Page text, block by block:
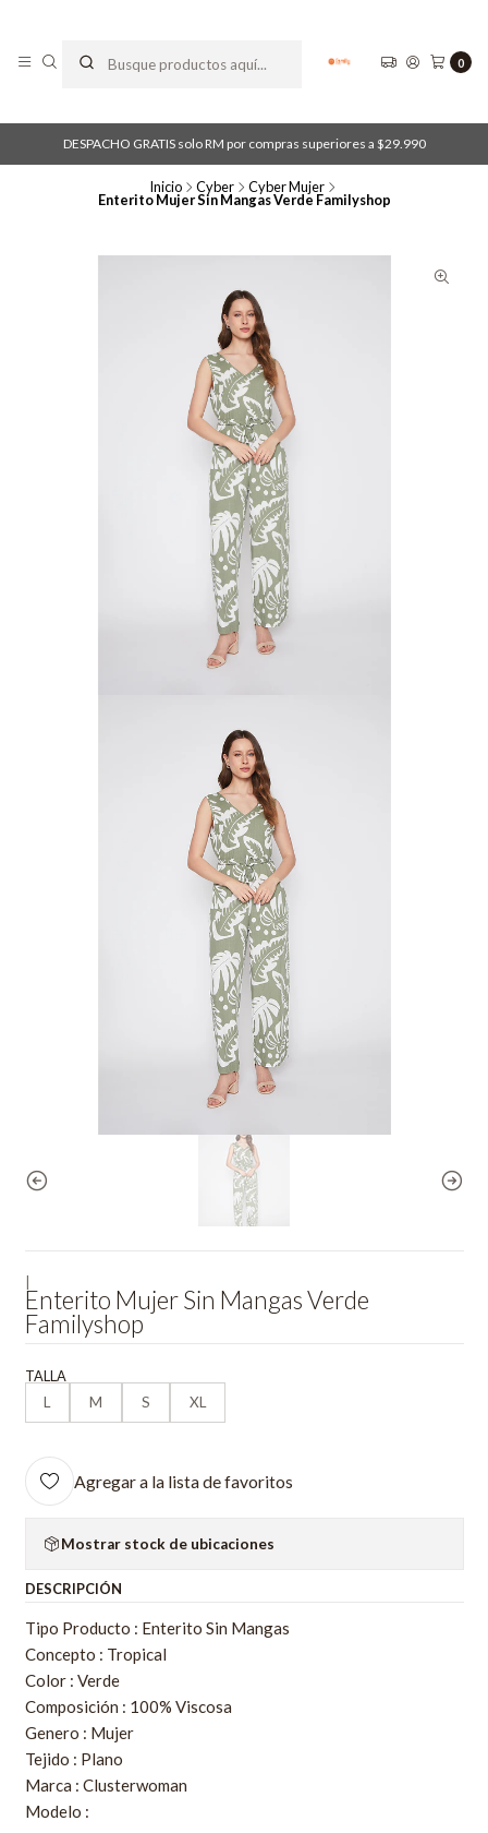
0
DESPACHO GRATIS solo RM por compras superiores a $29.990
Inicio Cyber Cyber Mujer
Enterito Mujer Sin Mangas Verde Familyshop
Enterito Mujer Sin Mangas Verde
Familyshop
TALLA
L
M S XL
Agregar a la lista de favoritos
Mostrar stock de ubicaciones
DESCRIPCIÓN
Tipo Producto : Enterito Sin Mangas
Concepto : Tropical
Color : Verde
Composición : 100% Viscosa
Genero : Mujer
Tejido : Plano
Marca : Clusterwoman
Modelo :